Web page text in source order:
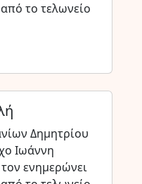
το τελωνείο
Δημητρίου
Ιωάννη
ενημερώνει